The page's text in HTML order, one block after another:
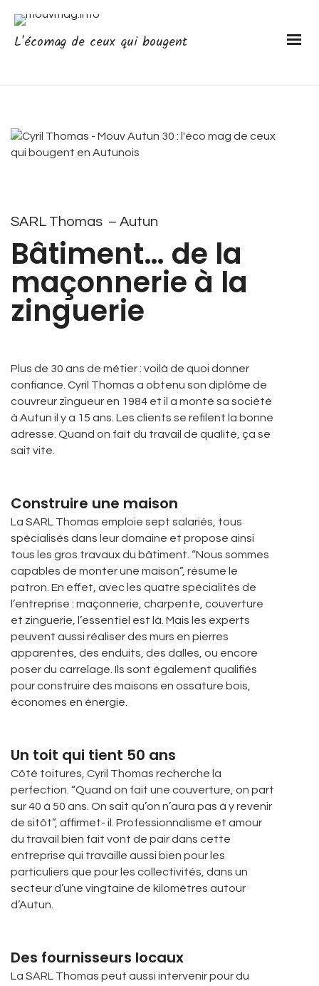
L'écomag de ceux qui bougent
SARL Thomas – Autun
Bâtiment… de la
maçonnerie à la
zinguerie
Plus de 30 ans de métier : voilà de quoi donner
confiance. Cyril Thomas a obtenu son diplôme de
couvreur zingueur en 1984 et il a monté sa société
à Autun il y a 15 ans. Les clients se refilent la bonne
adresse. Quand on fait du travail de qualité, ça se
sait vite.
Construire une maison
La SARL Thomas emploie sept salariés, tous
spécialisés dans leur domaine et propose ainsi
tous les gros travaux du bâtiment. “Nous sommes
capables de monter une maison”, résume le
patron. En effet, avec les quatre spécialités de
l’entreprise : maçonnerie, charpente, couverture
et zinguerie, l’essentiel est là. Mais les experts
peuvent aussi réaliser des murs en pierres
apparentes, des enduits, des dalles, ou encore
poser du carrelage. Ils sont également qualifiés
pour construire des maisons en ossature bois,
économes en énergie.
Un toit qui tient 50 ans
Côté toitures, Cyril Thomas recherche la
perfection. “Quand on fait une couverture, on part
sur 40 à 50 ans. On sait qu’on n’aura pas à y revenir
de sitôt”, affirmet- il. Professionnalisme et amour
du travail bien fait vont de pair dans cette
entreprise qui travaille aussi bien pour les
particuliers que pour les collectivités, dans un
secteur d’une vingtaine de kilomètres autour
d’Autun.
Des fournisseurs locaux
La SARL Thomas peut aussi intervenir pour du